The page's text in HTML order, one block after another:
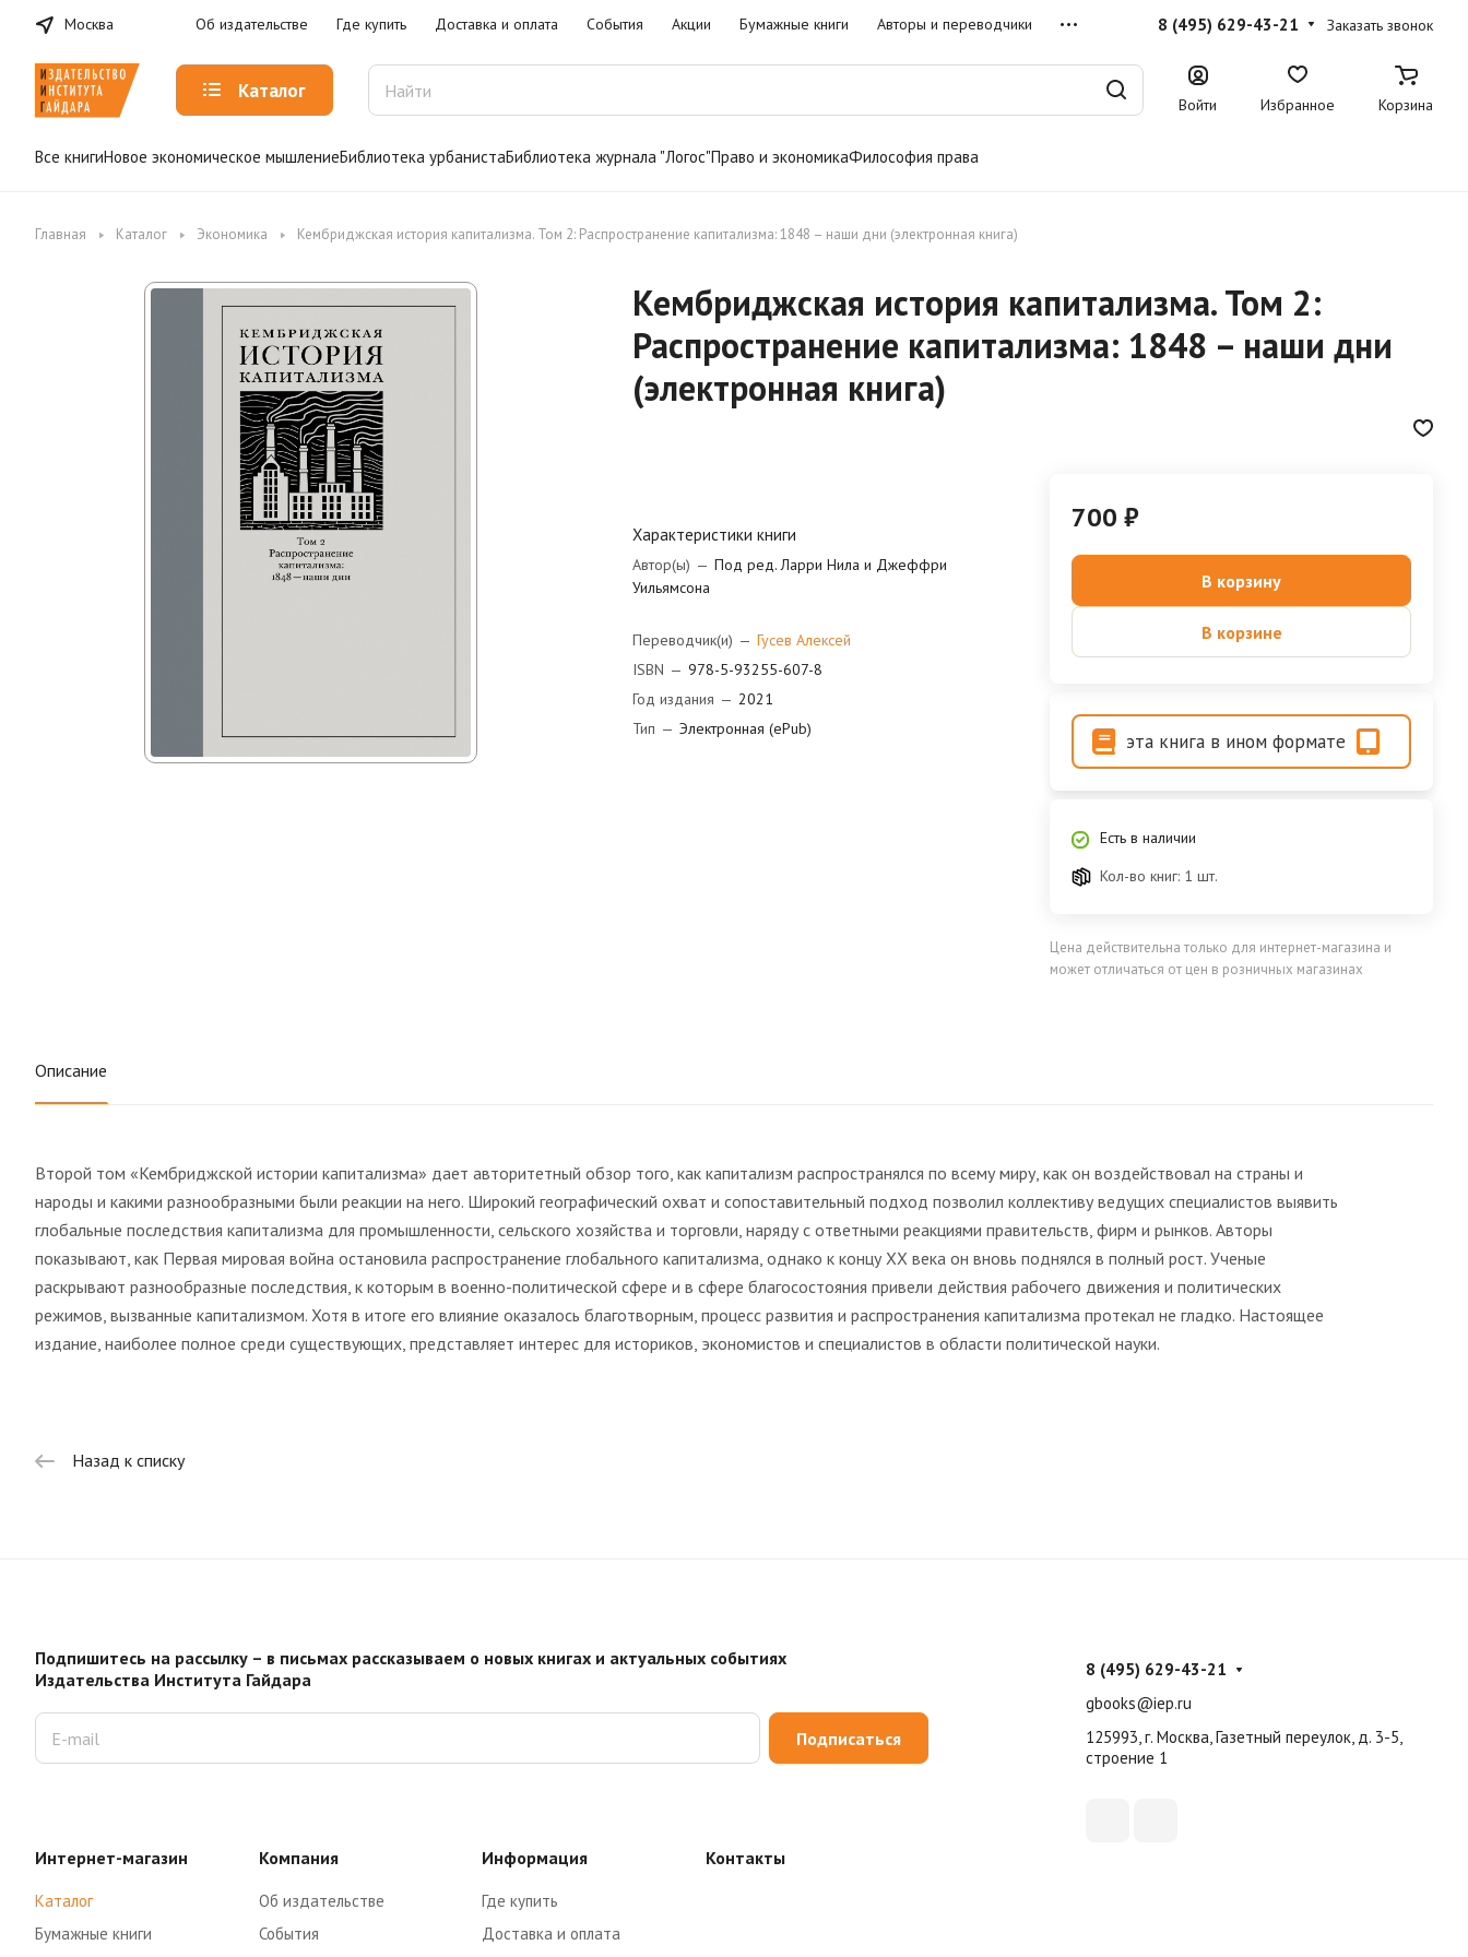
Москва Об издательстве Где купить Доставка и оплата События Акции Бумажные книги Авторы и переводчики 8 (495) 629-43-21 Заказать звонок
Каталог
Войти Избранное Корзина
Все книгиНовое экономическое мышлениеБиблиотека урбанистаБиблиотека журнала "Логос"Право и экономикаФилософия права
Главная Каталог Экономика Кембриджская история капитализма. Том 2: Распространение капитализма: 1848 – наши дни (электронная книга)
Кембриджская история капитализма. Том 2:
Распространение капитализма: 1848 – наши дни
(электронная книга)
Характеристики книги
Автор(ы) — Под ред. Ларри Нила и Джеффри
Уильямсона
Переводчик(и) — Гусев Алексей
ISBN — 978-5-93255-607-8
Год издания — 2021
Тип — Электронная (ePub)
700 ₽
В корзину
В корзине
эта книга в ином формате
Есть в наличии
Кол-во книг: 1 шт.
Цена действительна только для интернет-магазина и
может отличаться от цен в розничных магазинах
Описание
Второй том «Кембриджской истории капитализма» дает авторитетный обзор того, как капитализм распространялся по всему миру, как он воздействовал на страны и
народы и какими разнообразными были реакции на него. Широкий географический охват и сопоставительный подход позволил коллективу ведущих специалистов выявить
глобальные последствия капитализма для промышленности, сельского хозяйства и торговли, наряду с ответными реакциями правительств, фирм и рынков. Авторы
показывают, как Первая мировая война остановила распространение глобального капитализма, однако к концу XX века он вновь поднялся в полный рост. Ученые
раскрывают разнообразные последствия, к которым в военно-политической сфере и в сфере благосостояния привели действия рабочего движения и политических
режимов, вызванные капитализмом. Хотя в итоге его влияние оказалось благотворным, процесс развития и распространения капитализма протекал не гладко. Настоящее
издание, наиболее полное среди существующих, представляет интерес для историков, экономистов и специалистов в области политической науки.
Назад к списку
Подпишитесь на рассылку – в письмах рассказываем о новых книгах и актуальных событиях
Издательства Института Гайдара
Подписаться
Интернет-магазин
Каталог
Бумажные книги
Компания
Об издательстве
События
Информация
Где купить
Доставка и оплата
Контакты
8 (495) 629-43-21
gbooks@iep.ru
125993, г. Москва, Газетный переулок, д. 3-5,
строение 1